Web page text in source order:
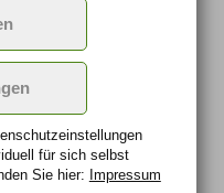
konsequent nach den
Dazu gehören
Dokumentenmappe,
Brieftasche,
exklusiv designte Jeans.
Erscheinung der
mit den Logos
für sich selbst
Sie hier: Impressum